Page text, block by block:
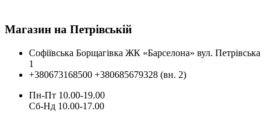
Магазин на Петрівській
Софіївська Борщагівка ЖК «Барселона» вул. Петрівська
1
+380673168500 +380685679328 (вн. 2)
Пн-Пт 10.00-19.00
Cб-Нд 10.00-17.00